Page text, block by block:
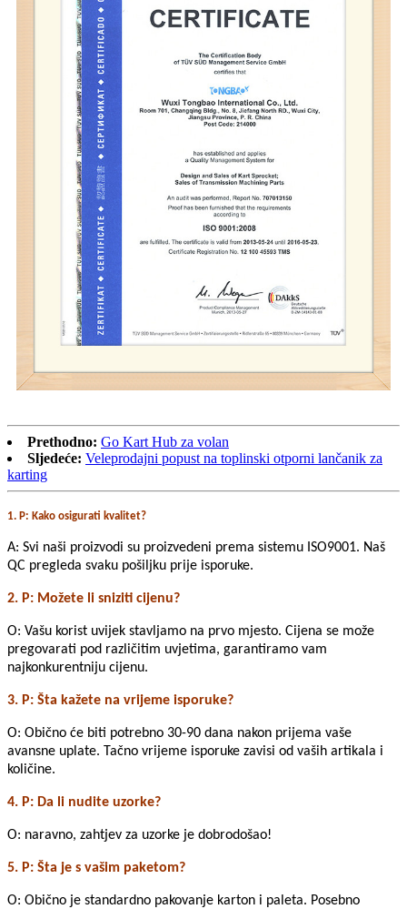
Prethodno: Go Kart Hub za volan
Sljedeće: Veleprodajni popust na toplinski otporni lančanik za
karting
1. P: Kako osigurati kvalitet?
A: Svi naši proizvodi su proizvedeni prema sistemu ISO9001. Naš
QC pregleda svaku pošiljku prije isporuke.
2. P: Možete li sniziti cijenu?
O: Vašu korist uvijek stavljamo na prvo mjesto. Cijena se može
pregovarati pod različitim uvjetima, garantiramo vam
najkonkurentniju cijenu.
3. P: Šta kažete na vrijeme isporuke?
O: Obično će biti potrebno 30-90 dana nakon prijema vaše
avansne uplate. Tačno vrijeme isporuke zavisi od vaših artikala i
količine.
4. P: Da li nudite uzorke?
O: naravno, zahtjev za uzorke je dobrodošao!
5. P: Šta je s vašim paketom?
O: Obično je standardno pakovanje karton i paleta. Posebno